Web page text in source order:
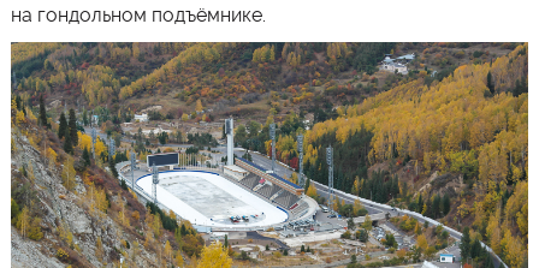
на гондольном подъёмнике.